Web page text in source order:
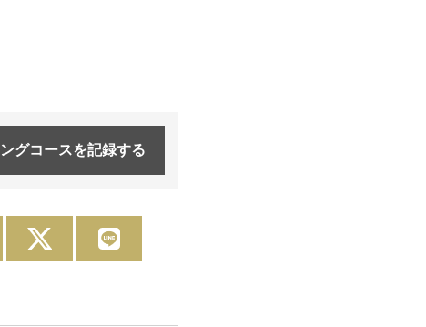
グコースを記録する